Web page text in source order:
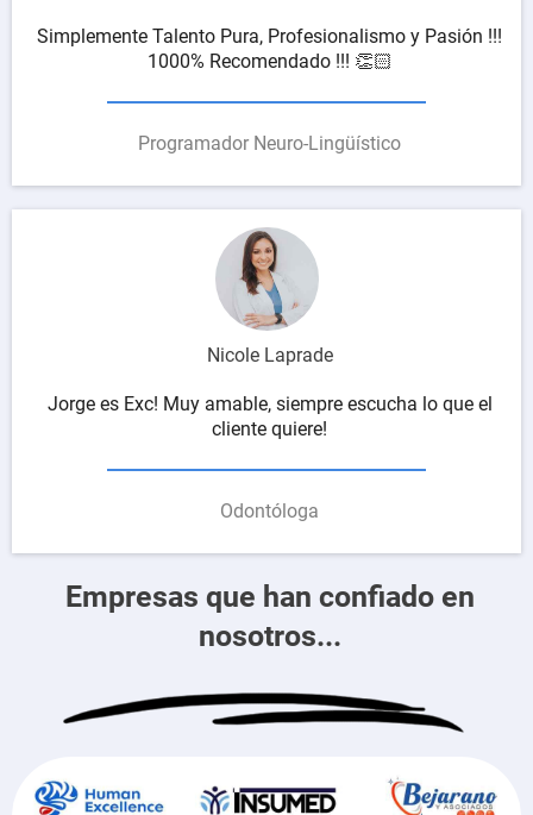
Simplemente Talento Pura, Profesionalismo y Pasión !!!
1000% Recomendado !!! 👏🏻
Programador Neuro-Lingüístico
Nicole Laprade
Jorge es Exc! Muy amable, siempre escucha lo que el
cliente quiere!
Odontóloga
Empresas que han confiado en
nosotros...